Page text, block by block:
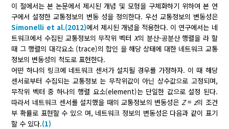
이 절에서는 본 논문에서 제시된 개념 및 모형을 구체화하기 위하여 본 연
구에서 설정한 교통정보의 변동 성을 정의한다. 우선 교통정보의 변동성은
Simonelli et al.(2012)에서 제시된 개념을 적용한다. 이 연구에서는 네
트워크에서 수집된 교통정보의 무작위 벡터 X의 분산-공분산 행렬을 라 할
때 그 행렬의 대각요소 (trace)의 합인 을 해당 상태에 대한 네트워크 교통
정보의 변동성의 척도로 표현한다.
어떤 하나의 링크에 네트워크 센서가 설치될 경우를 가정하자. 이 때 해당
센서로부터 수집되는 교통정보 는 무작위값이 아닌 상수값으로 고정되며,
무작위 벡터 중 하나의 행렬 요소(element)는 단일한 값으로 설정 된다.
따라서 네트워크 센서를 설치했을 때의 교통정보의 변동성은 Z= z의 조건
부 확률로 표현할 수 있으 며, 네트워크 정보의 변동성은 다음과 같이 표기
할 수 있다.(1)